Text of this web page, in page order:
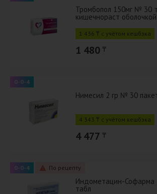
Тромбопол 150мг № 30
кишечнораст оболочкой
1 436 ₸ с учётом кешбэка
1 480 ₸
0-0-4
Нимесил 2 гр № 30
4 343 ₸ с учётом кешбэка
4 477 ₸
0-0-4 По рецепту
Индометацин-
табл